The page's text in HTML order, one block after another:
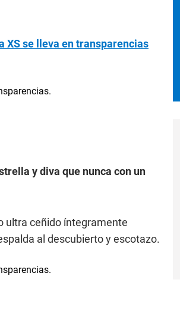
XS se lleva en transparencias
y diva que nunca con un
ultra ceñido íntegramente
al descubierto y escotazo.